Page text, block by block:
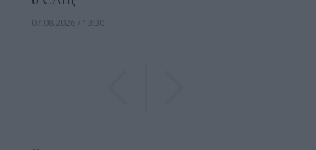
07.08.2026 / 13:30